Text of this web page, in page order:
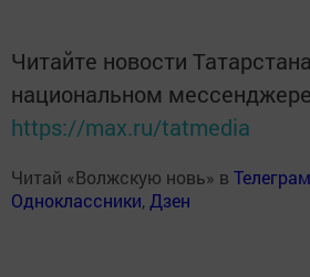
Читайте новости
национальном
https://max.ru/tatmedia
Читай «Волжскую новь» в Телеграм
Одноклассники, Дзен